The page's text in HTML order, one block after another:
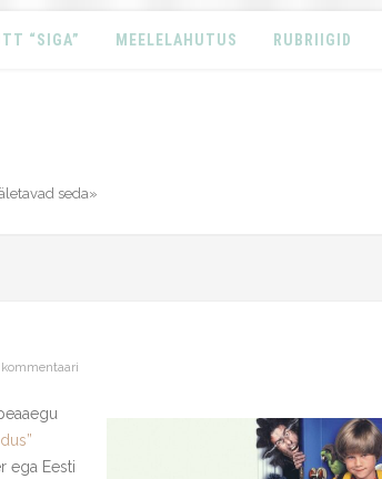
“SIGA” MEELELAHUTUS RUBRIIGID
seda»
ega Eesti